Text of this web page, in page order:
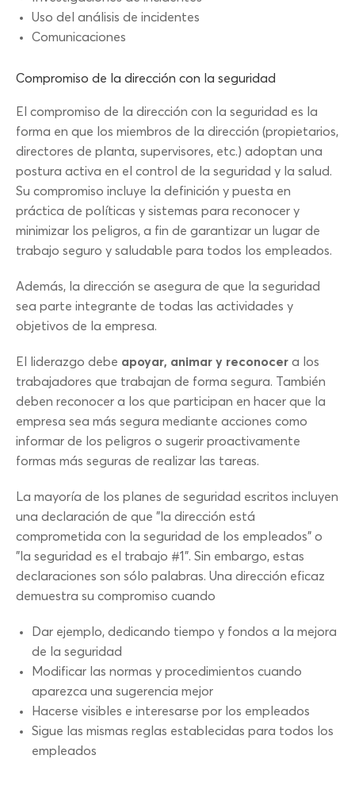
Uso del análisis de incidentes
Comunicaciones
Compromiso de la dirección con la seguridad
El compromiso de la dirección con la seguridad es la
forma en que los miembros de la dirección (propietarios,
directores de planta, supervisores, etc.) adoptan una
postura activa en el control de la seguridad y la salud.
Su compromiso incluye la definición y puesta en
práctica de políticas y sistemas para reconocer y
minimizar los peligros, a fin de garantizar un lugar de
trabajo seguro y saludable para todos los empleados.
Además, la dirección se asegura de que la seguridad
sea parte integrante de todas las actividades y
objetivos de la empresa.
El liderazgo debe apoyar, animar y reconocer a los
trabajadores que trabajan de forma segura. También
deben reconocer a los que participan en hacer que la
empresa sea más segura mediante acciones como
informar de los peligros o sugerir proactivamente
formas más seguras de realizar las tareas.
La mayoría de los planes de seguridad escritos incluyen
una declaración de que "la dirección está
comprometida con la seguridad de los empleados" o
"la seguridad es el trabajo #1". Sin embargo, estas
declaraciones son sólo palabras. Una dirección eficaz
demuestra su compromiso cuando
Dar ejemplo, dedicando tiempo y fondos a la mejora
de la seguridad
Modificar las normas y procedimientos cuando
aparezca una sugerencia mejor
Hacerse visibles e interesarse por los empleados
Sigue las mismas reglas establecidas para todos los
empleados